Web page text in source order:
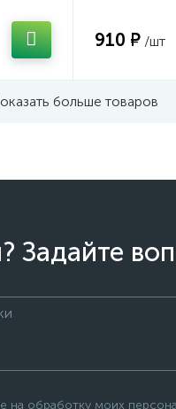
910 ₽ /шт
больше товаров
Задайте
на обработку моих